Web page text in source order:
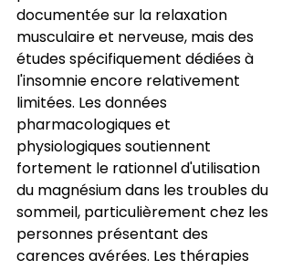
documentée sur la relaxation
musculaire et nerveuse, mais des
études spécifiquement dédiées à
l'insomnie encore relativement
limitées. Les données
pharmacologiques et
physiologiques soutiennent
fortement le rationnel d'utilisation
du magnésium dans les troubles du
sommeil, particulièrement chez les
personnes présentant des
carences avérées. Les thérapies